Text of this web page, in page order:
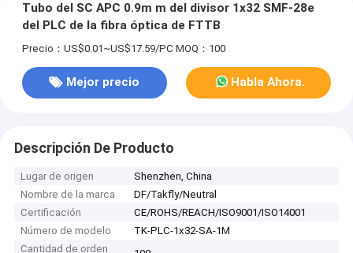
Tubo del SC APC 0.9m m del divisor 1x32 SMF-28e
del PLC de la fibra óptica de FTTB
Precio：US$0.01~US$17.59/PC MOQ：100
Mejor precio Habla Ahora.
Descripción De Producto
Lugar de origen
Shenzhen, China
Nombre de la marca
DF/Takfly/Neutral
Certificación
CE/ROHS/REACH/ISO9001/ISO14001
Número de modelo
TK-PLC-1x32-SA-1M
Cantidad de orden